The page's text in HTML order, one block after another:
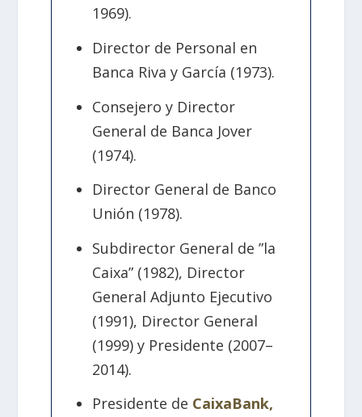
1969).
Director de Personal en
Banca Riva y García (1973).
Consejero y Director
General de Banca Jover
(1974).
Director General de Banco
Unión (1978).
Subdirector General de ”la
Caixa” (1982), Director
General Adjunto Ejecutivo
(1991), Director General
(1999) y Presidente (2007–
2014).
Presidente de CaixaBank,